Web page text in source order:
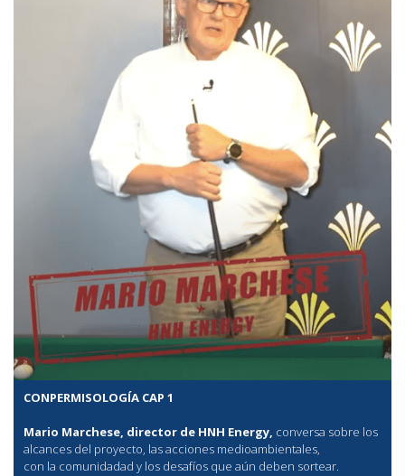
CONPERMISOLOGÍA CAP 1
Mario Marchese, director de HNH Energy, conversa sobre los
alcances del proyecto, las acciones medioambientales,
con la comunidadad y los desafíos que aún deben sortear.